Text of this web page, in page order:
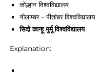
कोल्हान विश्वविद्यालय
नीलाम्बर – पीतांबर विश्वविद्यालय
सिदो कान्हू मुर्मू विश्वविद्यालय
Explanation: